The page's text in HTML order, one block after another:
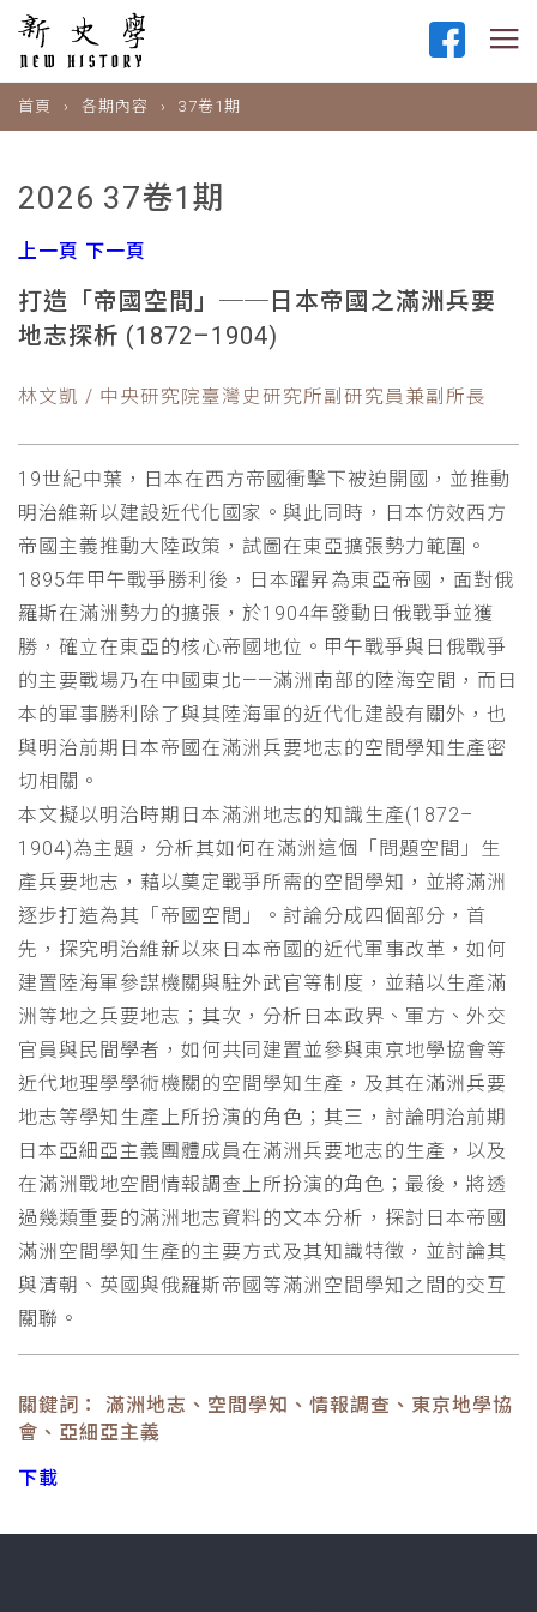
首頁 各期內容 37卷1期
2026 37卷1期
上一頁 下一頁
打造「帝國空間」──日本帝國之滿洲兵要
地志探析 (1872–1904)
林文凱 / 中央研究院臺灣史研究所副研究員兼副所長
19世紀中葉，日本在西方帝國衝擊下被迫開國，並推動
明治維新以建設近代化國家。與此同時，日本仿效西方
帝國主義推動大陸政策，試圖在東亞擴張勢力範圍。
1895年甲午戰爭勝利後，日本躍昇為東亞帝國，面對俄
羅斯在滿洲勢力的擴張，於1904年發動日俄戰爭並獲
勝，確立在東亞的核心帝國地位。甲午戰爭與日俄戰爭
的主要戰場乃在中國東北——滿洲南部的陸海空間，而日
本的軍事勝利除了與其陸海軍的近代化建設有關外，也
與明治前期日本帝國在滿洲兵要地志的空間學知生產密
切相關。
本文擬以明治時期日本滿洲地志的知識生產(1872–
1904)為主題，分析其如何在滿洲這個「問題空間」生
產兵要地志，藉以奠定戰爭所需的空間學知，並將滿洲
逐步打造為其「帝國空間」。討論分成四個部分，首
先，探究明治維新以來日本帝國的近代軍事改革，如何
建置陸海軍參謀機關與駐外武官等制度，並藉以生產滿
洲等地之兵要地志；其次，分析日本政界、軍方、外交
官員與民間學者，如何共同建置並參與東京地學協會等
近代地理學學術機關的空間學知生產，及其在滿洲兵要
地志等學知生產上所扮演的角色；其三，討論明治前期
日本亞細亞主義團體成員在滿洲兵要地志的生產，以及
在滿洲戰地空間情報調查上所扮演的角色；最後，將透
過幾類重要的滿洲地志資料的文本分析，探討日本帝國
滿洲空間學知生產的主要方式及其知識特徵，並討論其
與清朝、英國與俄羅斯帝國等滿洲空間學知之間的交互
關聯。
關鍵詞： 滿洲地志、空間學知、情報調查、東京地學協
會、亞細亞主義
下載